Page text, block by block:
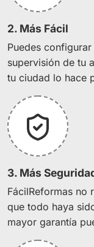
2. Más Fácil
Puedes
supervisión de tu
tu ciudad lo hace
3. Más
FácilReformas no
que todo haya
mayor garantía